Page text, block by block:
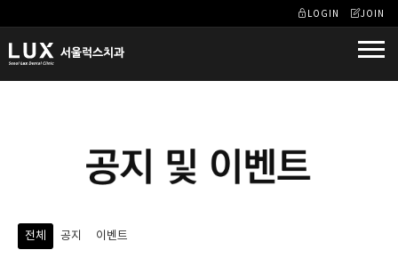
LOGIN JOIN
전체 공지 이벤트